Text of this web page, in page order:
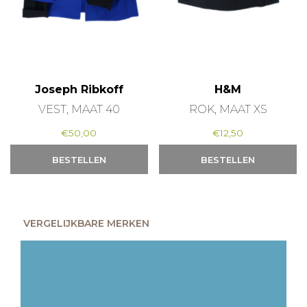
Joseph Ribkoff
VEST, MAAT 40
€50,00
BESTELLEN
H&M
ROK, MAAT XS
€12,50
BESTELLEN
VERGELIJKBARE MERKEN